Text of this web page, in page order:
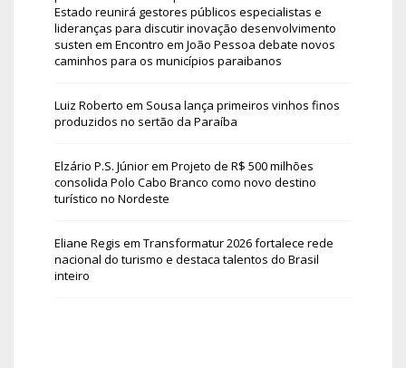
Estado reunirá gestores públicos especialistas e
lideranças para discutir inovação desenvolvimento
susten em Encontro em João Pessoa debate novos
caminhos para os municípios paraibanos
Luiz Roberto em Sousa lança primeiros vinhos finos
produzidos no sertão da Paraíba
Elzário P.S. Júniorem Projeto de R$ 500 milhões
consolida Polo Cabo Branco como novo destino
turístico no Nordeste
Eliane Regis em Transformatur 2026 fortalece rede
nacional do turismo e destaca talentos do Brasil
inteiro